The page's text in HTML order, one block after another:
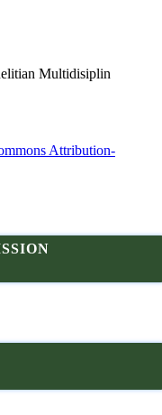
Multidisiplin
Attribution-